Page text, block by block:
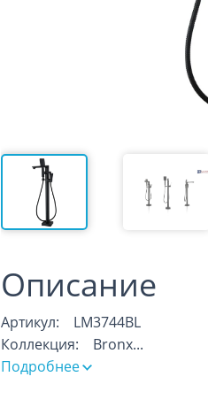
Описание
Артикул: LM3744BL
Коллекция: Bronx...
Подробнее